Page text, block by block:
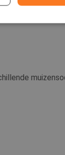
goede hygiëne
zoals